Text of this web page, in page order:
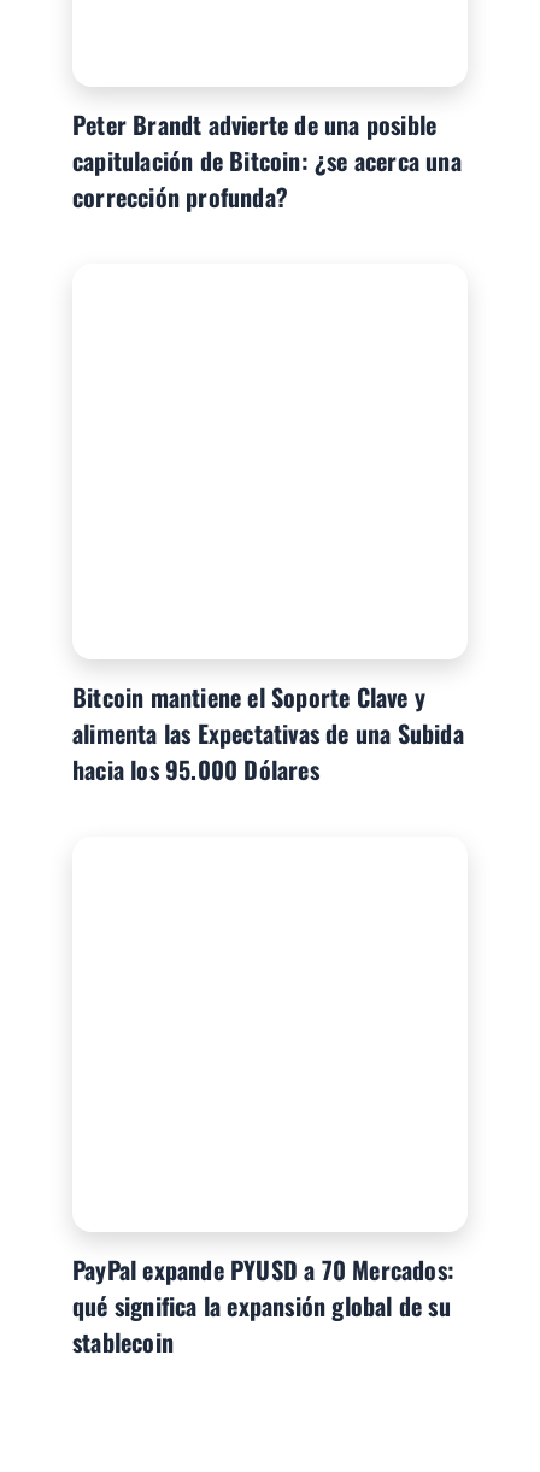
Peter Brandt advierte de una posible
capitulación de Bitcoin: ¿se acerca una
corrección profunda?
Bitcoin mantiene el Soporte Clave y
alimenta las Expectativas de una Subida
hacia los 95.000 Dólares
PayPal expande PYUSD a 70 Mercados:
qué significa la expansión global de su
stablecoin